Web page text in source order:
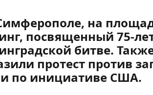
Симферополе, на
посвященный 75-
битве.
протест против
по инициативе США.